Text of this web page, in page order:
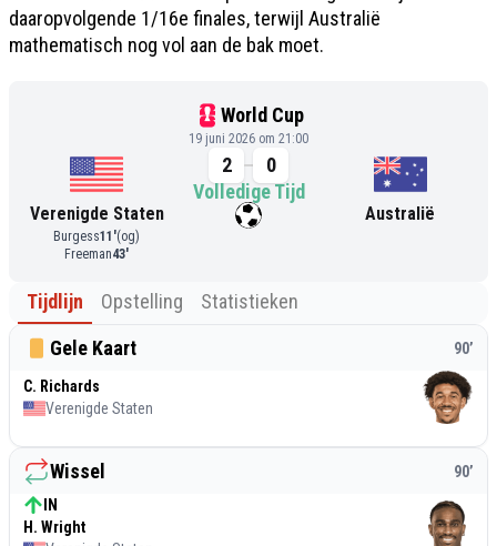
daaropvolgende 1/16e finales, terwijl Australië
mathematisch nog vol aan de bak moet.
World Cup
19 juni 2026 om 21:00
Verenigde Staten
Burgess11 '(og)
Freeman43'
2
0
Volledige Tijd
Australië
Tijdlijn Opstelling
Statistieken
Gele Kaart
90’
C. Richards
Verenigde Staten
Wissel 90’
IN
H. Wright